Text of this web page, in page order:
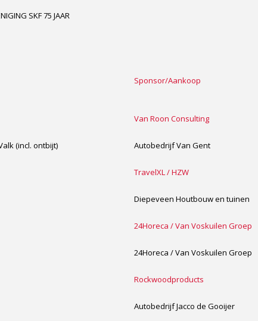
SKF 75 JAAR
Sponsor/Aankoop
Van Roon Consulting
(incl. ontbijt) Autobedrijf Van Gent
TravelXL / HZW
Diepeveen Houtbouw en tuinen
24Horeca / Van Voskuilen Groep
24Horeca / Van Voskuilen Groep
Rockwoodproducts
Autobedrijf Jacco de Gooijer